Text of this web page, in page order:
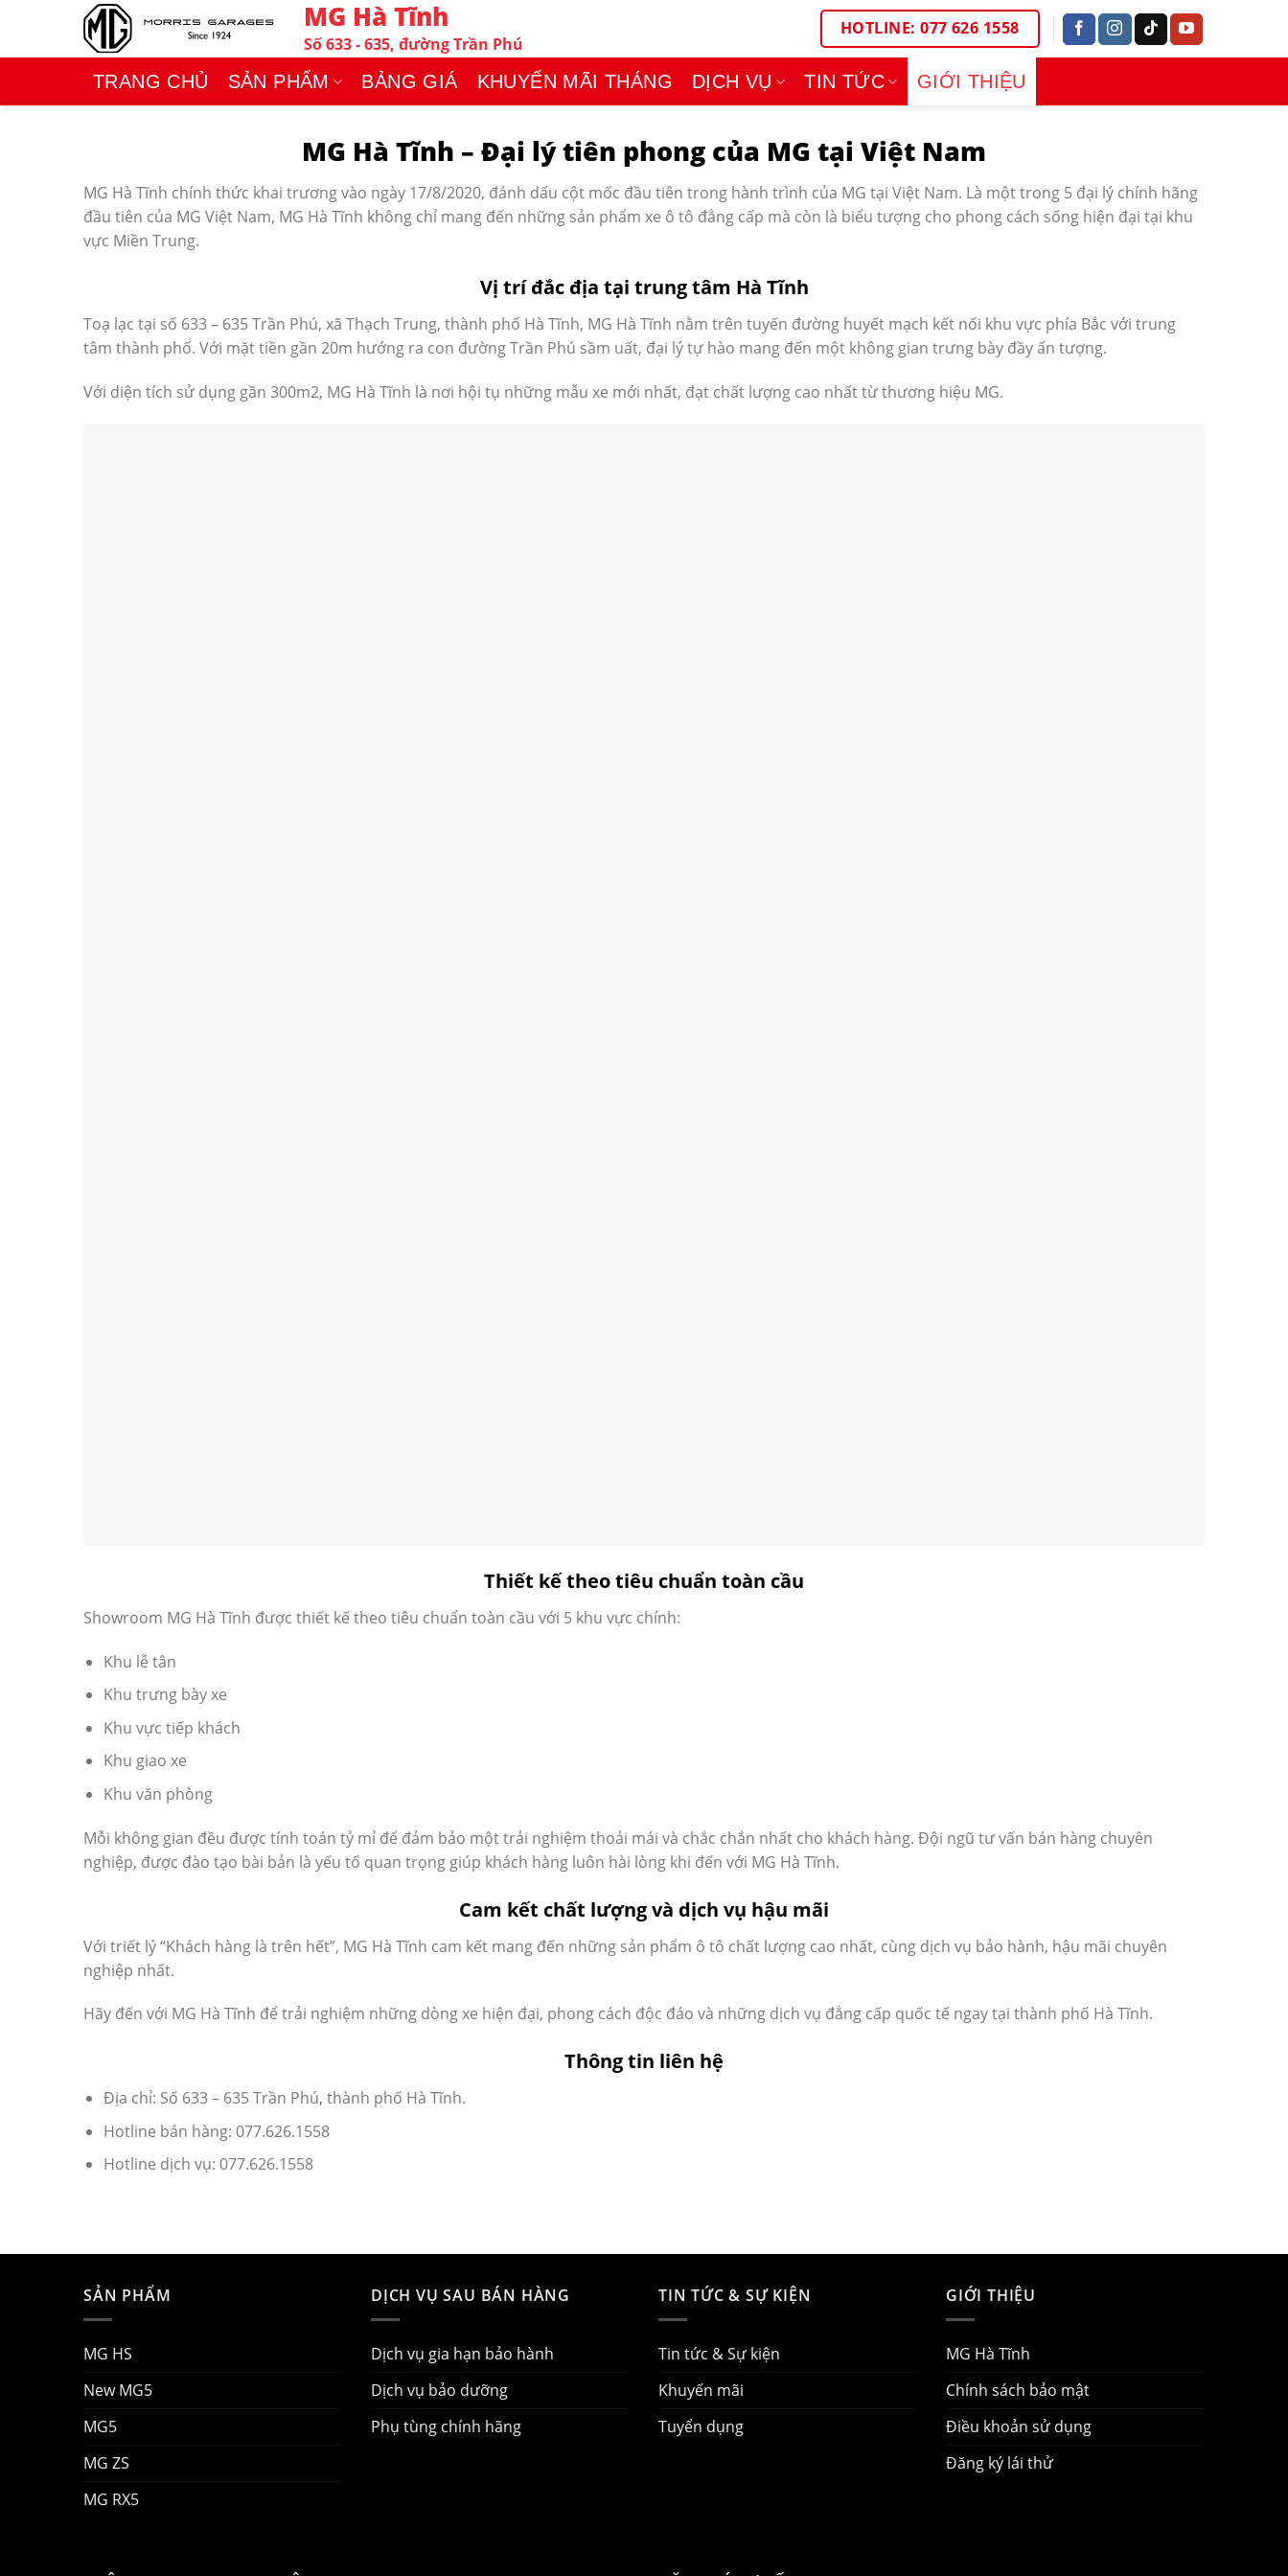
nội
MG Hà Tĩnh
Số 633 - 635, đường Trần Phú
HOTLINE: 077 626 1558
TRANG CHỦ SẢN PHẨM BẢNG GIÁ KHUYẾN MÃI THÁNG DỊCH VỤ TIN TỨC GIỚI THIỆU
MG Hà Tĩnh – Đại lý tiên phong của MG tại Việt Nam
MG Hà Tĩnh chính thức khai trương vào ngày 17/8/2020, đánh dấu cột mốc đầu tiên trong hành trình của MG tại Việt Nam. Là một trong 5 đại lý chính hãng
đầu tiên của MG Việt Nam, MG Hà Tĩnh không chỉ mang đến những sản phẩm xe ô tô đẳng cấp mà còn là biểu tượng cho phong cách sống hiện đại tại khu
vực Miền Trung.
Vị trí đắc địa tại trung tâm Hà Tĩnh
Toạ lạc tại số 633 – 635 Trần Phú, xã Thạch Trung, thành phố Hà Tĩnh, MG Hà Tĩnh nằm trên tuyến đường huyết mạch kết nối khu vực phía Bắc với trung
tâm thành phố. Với mặt tiền gần 20m hướng ra con đường Trần Phú sầm uất, đại lý tự hào mang đến một không gian trưng bày đầy ấn tượng.
Với diện tích sử dụng gần 300m2, MG Hà Tĩnh là nơi hội tụ những mẫu xe mới nhất, đạt chất lượng cao nhất từ thương hiệu MG.
Thiết kế theo tiêu chuẩn toàn cầu
Showroom MG Hà Tĩnh được thiết kế theo tiêu chuẩn toàn cầu với 5 khu vực chính:
Khu lễ tân
Khu trưng bày xe
Khu vực tiếp khách
Khu giao xe
Khu văn phòng
Mỗi không gian đều được tính toán tỷ mỉ để đảm bảo một trải nghiệm thoải mái và chắc chắn nhất cho khách hàng. Đội ngũ tư vấn bán hàng chuyên
nghiệp, được đào tạo bài bản là yếu tố quan trọng giúp khách hàng luôn hài lòng khi đến với MG Hà Tĩnh.
Cam kết chất lượng và dịch vụ hậu mãi
Với triết lý “Khách hàng là trên hết”, MG Hà Tĩnh cam kết mang đến những sản phẩm ô tô chất lượng cao nhất, cùng dịch vụ bảo hành, hậu mãi chuyên
nghiệp nhất.
Hãy đến với MG Hà Tĩnh để trải nghiệm những dòng xe hiện đại, phong cách độc đáo và những dịch vụ đẳng cấp quốc tế ngay tại thành phố Hà Tĩnh.
Thông tin liên hệ
Địa chỉ: Số 633 – 635 Trần Phú, thành phố Hà Tĩnh.
Hotline bán hàng: 077.626.1558
Hotline dịch vụ: 077.626.1558
SẢN PHẨM
MG HS
New MG5
MG5
MG ZS
MG RX5
DỊCH VỤ SAU BÁN HÀNG
Dịch vụ gia hạn bảo hành
Dịch vụ bảo dưỡng
Phụ tùng chính hãng
TIN TỨC & SỰ KIỆN
Tin tức & Sự kiện
Khuyến mãi
Tuyển dụng
GIỚI THIỆU
MG Hà Tĩnh
Chính sách bảo mật
Điều khoản sử dụng
Đăng ký lái thử